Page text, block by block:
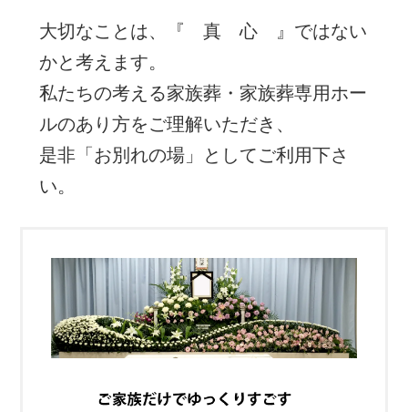
大切なことは、『 真 心 』ではない
かと考えます。
私たちの考える家族葬・家族葬専用ホー
ルのあり方をご理解いただき、
是非「お別れの場」としてご利用下さ
い。